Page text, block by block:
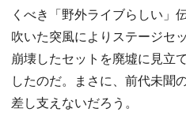
くべき「野外ライブらしい」
吹いた突風によりステージセ
崩壊したセットを廃墟に見立
したのだ。まさに、前代未聞
差し支えないだろう。